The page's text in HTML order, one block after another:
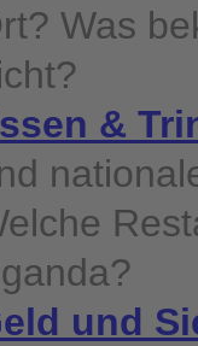
Was
&
und